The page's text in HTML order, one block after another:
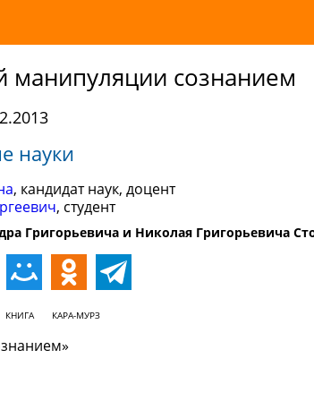
сознанием
науки
, кандидат наук, доцент
, студент
Григорьевича и Николая Григорьевича
КНИГА КАРА-МУРЗ